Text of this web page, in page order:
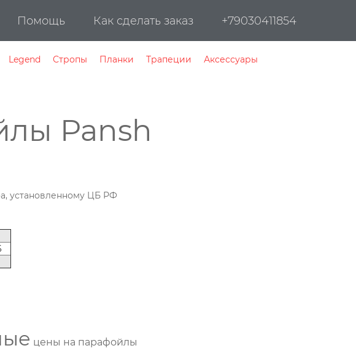
Помощь Как сделать заказ +79030411854
Legend Стропы Планки Трапеции Аксессуары
Pansh
установленному ЦБ РФ
цены на парафойлы